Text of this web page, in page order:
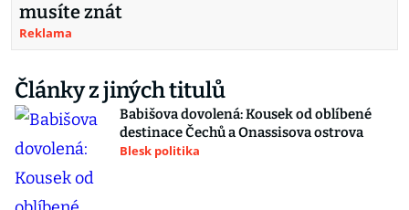
musíte znát
Reklama
Články z jiných titulů
Babišova dovolená: Kousek od oblíbené
destinace Čechů a Onassisova ostrova
Blesk politika